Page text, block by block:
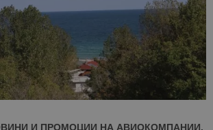
И ПРОМОЦИИ НА АВИОКОМПАНИИ,